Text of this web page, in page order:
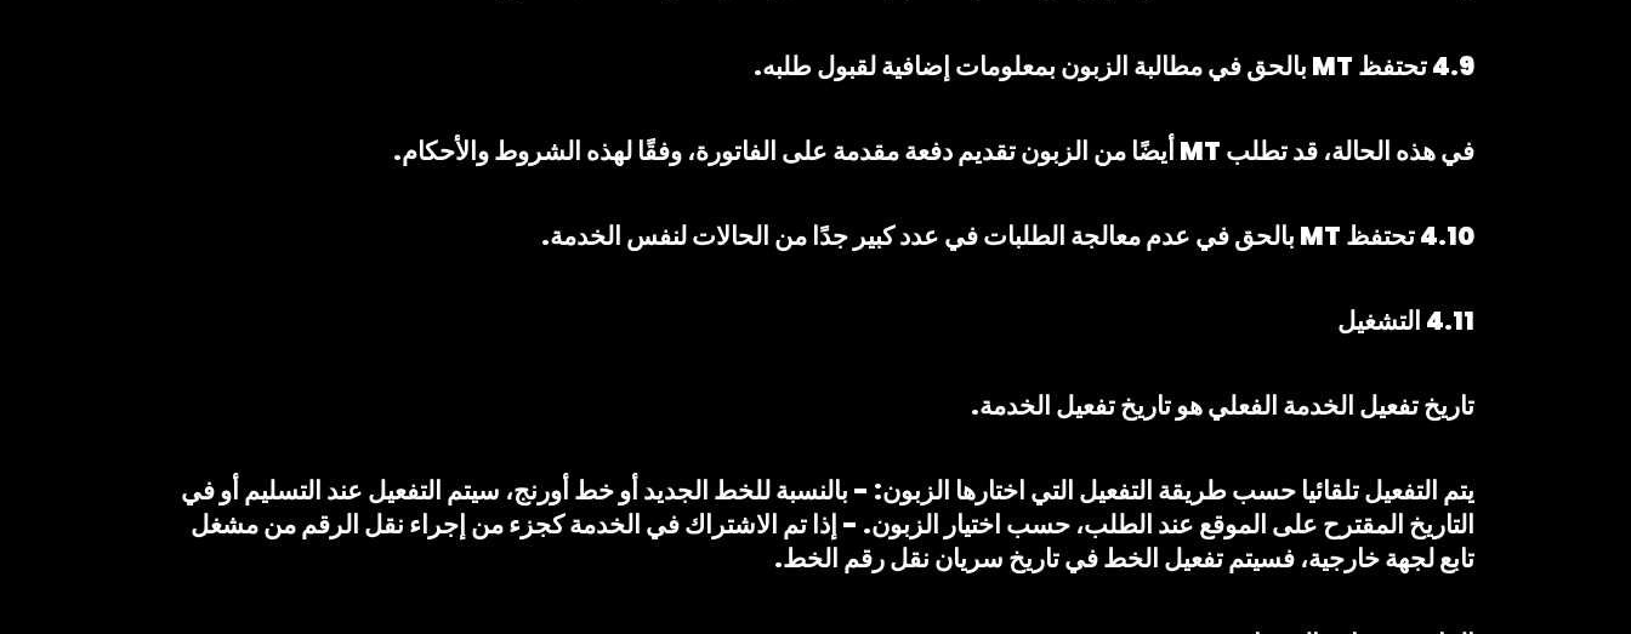
4.9 تحتفظ MT بالحق في مطالبة الزبون بمعلومات إضافية لقبول طلبه.
في هذه الحالة، قد تطلب MT أيضًا من الزبون تقديم دفعة مقدمة على الفاتورة، وفقًا لهذه الشروط والأحكام.
4.10 تحتفظ MT بالحق في عدم معالجة الطلبات في عدد كبير جدًا من الحالات لنفس الخدمة.
4.11 التشغيل
تاريخ تفعيل الخدمة الفعلي هو تاريخ تفعيل الخدمة.
يتم التفعيل تلقائيا حسب طريقة التفعيل التي اختارها الزبون: - بالنسبة للخط الجديد أو خط أورنج، سيتم التفعيل عند التسليم أو في
التاريخ المقترح على الموقع عند الطلب، حسب اختيار الزبون. - إذا تم الاشتراك في الخدمة كجزء من إجراء نقل الرقم من مشغل
تابع لجهة خارجية، فسيتم تفعيل الخط في تاريخ سريان نقل رقم الخط.